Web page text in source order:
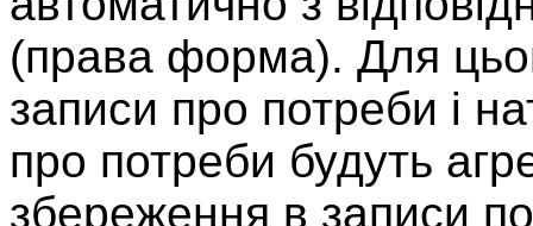
(права форма). Для
записи про потреби і
про потреби будуть
збереження в записи